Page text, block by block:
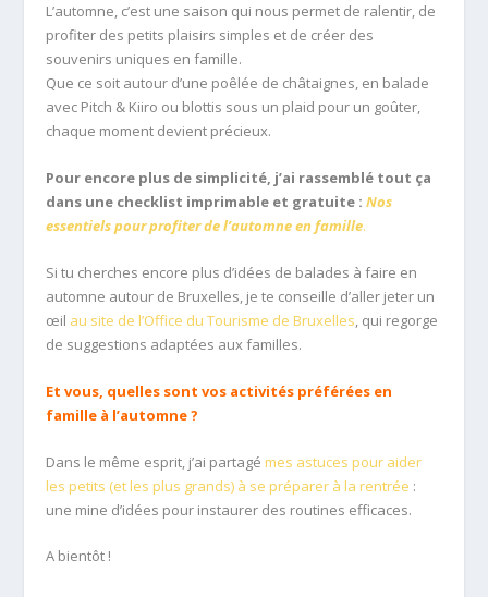
L’automne, c’est une saison qui nous permet de ralentir, de
profiter des petits plaisirs simples et de créer des
souvenirs uniques en famille.
Que ce soit autour d’une poêlée de châtaignes, en balade
avec Pitch & Kiiro ou blottis sous un plaid pour un goûter,
chaque moment devient précieux.
Pour encore plus de simplicité, j’ai rassemblé tout ça
dans une checklist imprimable et gratuite :Nos
essentiels pour profiter de l’automne en famille.
Si tu cherches encore plus d’idées de balades à faire en
automne autour de Bruxelles, je te conseille d’aller jeter un
œil au site de l’Office du Tourisme de Bruxelles, qui regorge
de suggestions adaptées aux familles.
Et vous, quelles sont vos activités préférées en
famille à l’automne ?
Dans le même esprit, j’ai partagémes astuces pour aider
les petits (et les plus grands) à se préparer à la rentrée :
une mine d’idées pour instaurer des routines efficaces.
A bientôt !